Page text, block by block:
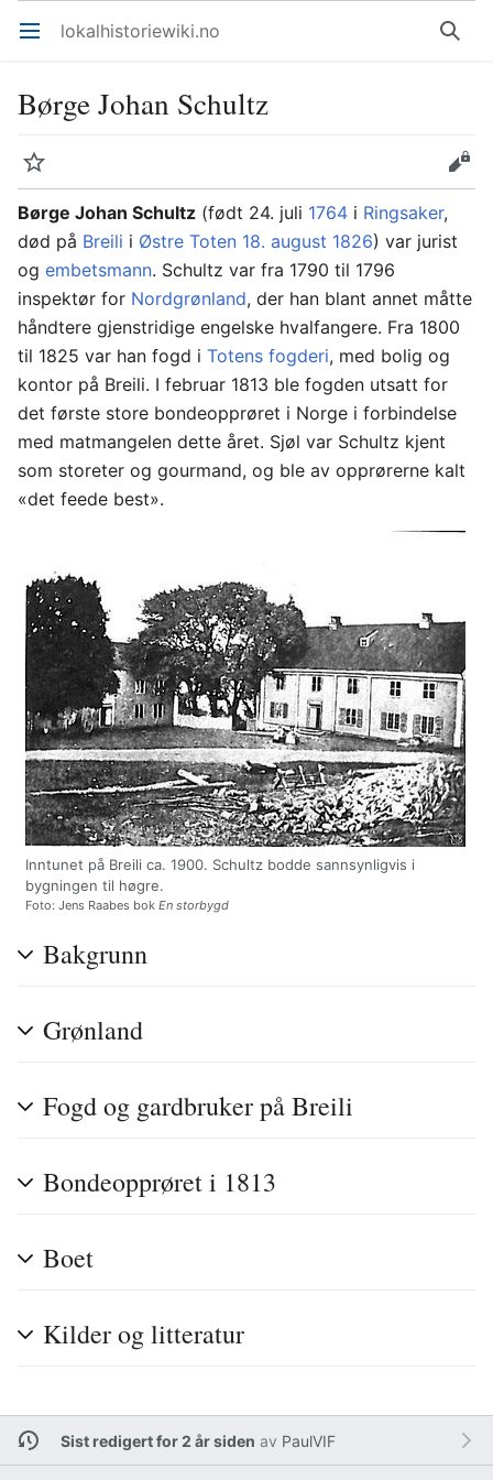
Åpne hovedmenyen lokalhistoriewiki.no Søk
Børge Johan Schultz
Overvåk
Rediger
Børge Johan Schultz (født 24. juli 1764 i Ringsaker,
død på Breili i Østre Toten 18. august 1826) var jurist
og embetsmann. Schultz var fra 1790 til 1796
inspektør for Nordgrønland, der han blant annet måtte
håndtere gjenstridige engelske hvalfangere. Fra 1800
til 1825 var han fogd i Totens fogderi, med bolig og
kontor på Breili. I februar 1813 ble fogden utsatt for
det første store bondeopprøret i Norge i forbindelse
med matmangelen dette året. Sjøl var Schultz kjent
som storeter og gourmand, og ble av opprørerne kalt
«det feede best».
Inntunet på Breili ca. 1900. Schultz bodde sannsynligvis i
bygningen til høgre.
Foto: Jens Raabes bok En storbygd
Bakgrunn
Grønland
Fogd og gardbruker på Breili
Bondeopprøret i 1813
Boet
Kilder og litteratur
Sist redigert for 2 år siden av PaulVIF